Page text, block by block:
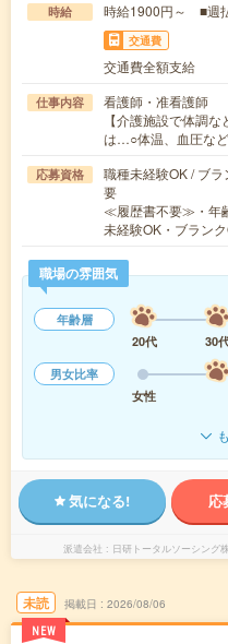
時給 時給1900円～ ■週
交通費
交通費全額支給
仕事内容
看護師・准看護師
【介護施設で体調
は…○体温、血圧な
応募資格
職種未経験OK / ブ
要
≪履歴書不要≫・年
未経験OK・ブラン
職場の雰囲気
年齢層
20代
30
男女比率
女性
気になる! 応
派遣会社 日研トータルソーシン
未読
NEW
掲載日 2026/08/06